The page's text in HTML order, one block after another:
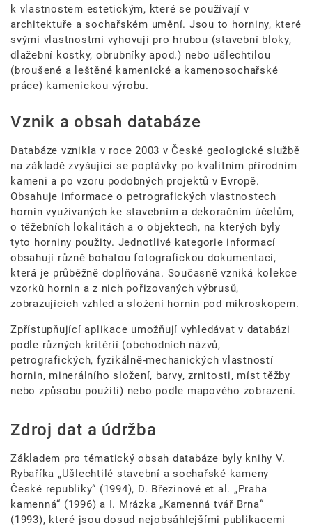
k vlastnostem estetickým, které se používají v
architektuře a sochařském umění. Jsou to horniny, které
svými vlastnostmi vyhovují pro hrubou (stavební bloky,
dlažební kostky, obrubníky apod.) nebo ušlechtilou
(broušené a leštěné kamenické a kamenosochařské
práce) kamenickou výrobu.
Vznik a obsah databáze
Databáze vznikla v roce 2003 v České geologické službě
na základě zvyšující se poptávky po kvalitním přírodním
kameni a po vzoru podobných projektů v Evropě.
Obsahuje informace o petrografických vlastnostech
hornin využívaných ke stavebním a dekoračním účelům,
o těžebních lokalitách a o objektech, na kterých byly
tyto horniny použity. Jednotlivé kategorie informací
obsahují různě bohatou fotografickou dokumentaci,
která je průběžně doplňována. Současně vzniká kolekce
vzorků hornin a z nich pořizovaných výbrusů,
zobrazujících vzhled a složení hornin pod mikroskopem.
Zpřístupňující aplikace umožňují vyhledávat v databázi
podle různých kritérií (obchodních názvů,
petrografických, fyzikálně-mechanických vlastností
hornin, minerálního složení, barvy, zrnitosti, míst těžby
nebo způsobu použití) nebo podle mapového zobrazení.
Zdroj dat a údržba
Základem pro tématický obsah databáze byly knihy V.
Rybaříka „Ušlechtilé stavební a sochařské kameny
České republiky“ (1994), D. Březinové et al. „Praha
kamenná“ (1996) a I. Mrázka „Kamenná tvář Brna“
(1993), které jsou dosud nejobsáhlejšími publikacemi